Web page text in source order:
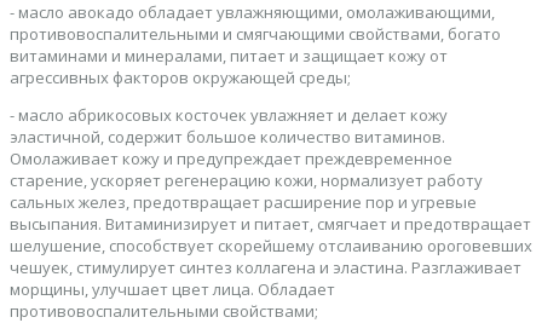
- масло авокадо обладает увлажняющими, омолаживающими,
противовоспалительными и смягчающими свойствами, богато
витаминами и минералами, питает и защищает кожу от
агрессивных факторов окружающей среды;
- масло абрикосовых косточек увлажняет и делает кожу
эластичной, содержит большое количество витаминов.
Омолаживает кожу и предупреждает преждевременное
старение, ускоряет регенерацию кожи, нормализует работу
сальных желез, предотвращает расширение пор и угревые
высыпания. Витаминизирует и питает, смягчает и предотвращает
шелушение, способствует скорейшему отслаиванию ороговевших
чешуек, стимулирует синтез коллагена и эластина. Разглаживает
морщины, улучшает цвет лица. Обладает
противовоспалительными свойствами;